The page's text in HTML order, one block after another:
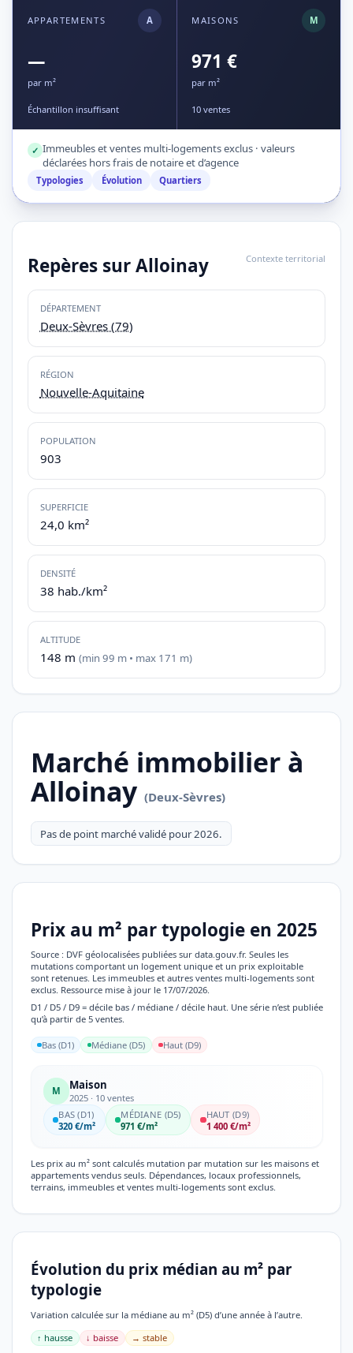
APPARTEMENTS A
—
par m²
Échantillon insuffisant
MAISONS M
971 €
par m²
10 ventes
✓ Immeubles et ventes multi-logements exclus · valeurs
déclarées hors frais de notaire et d’agence
Typologies Évolution Quartiers
Repères sur Alloinay Contexte territorial
DÉPARTEMENT
Deux-Sèvres (79)
RÉGION
Nouvelle-Aquitaine
POPULATION
903
SUPERFICIE
24,0 km²
DENSITÉ
38 hab./km²
ALTITUDE
148 m (min 99 m • max 171 m)
Marché immobilier à
Alloinay (Deux-Sèvres)
Pas de point marché validé pour 2026.
Prix au m² par typologie en 2025
Source : DVF géolocalisées publiées sur data.gouv.fr. Seules les
mutations comportant un logement unique et un prix exploitable
sont retenues. Les immeubles et autres ventes multi-logements sont
exclus. Ressource mise à jour le 17/07/2026.
D1 / D5 / D9 = décile bas / médiane / décile haut. Une série n’est publiée
qu’à partir de 5 ventes.
Bas (D1) Médiane (D5) Haut (D9)
M Maison
2025 · 10 ventes
BAS (D1)
320 €/m²
MÉDIANE (D5)
971 €/m²
HAUT (D9)
1 400 €/m²
Les prix au m² sont calculés mutation par mutation sur les maisons et
appartements vendus seuls. Dépendances, locaux professionnels,
terrains, immeubles et ventes multi-logements sont exclus.
Évolution du prix médian au m² par
typologie
Variation calculée sur la médiane au m² (D5) d’une année à l’autre.
↑ hausse
↓ baisse → stable